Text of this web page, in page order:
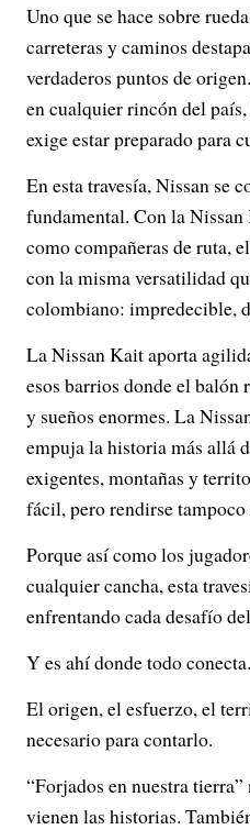
Uno que se hace sobre
carreteras y caminos
verdaderos puntos de
en cualquier rincón del
exige estar preparado para
En esta travesía, Nissan se
fundamental. Con la
como compañeras de ruta,
con la misma versatilidad
colombiano: impredecible,
La Nissan Kait aporta
esos barrios donde el balón
y sueños enormes. La
empuja la historia más allá
exigentes, montañas y
fácil, pero rendirse tampoco
Porque así como los
cualquier cancha, esta
enfrentando cada desafío
Y es ahí donde todo conecta.
El origen, el esfuerzo, el
necesario para contarlo.
“Forjados en nuestra
vienen las historias.